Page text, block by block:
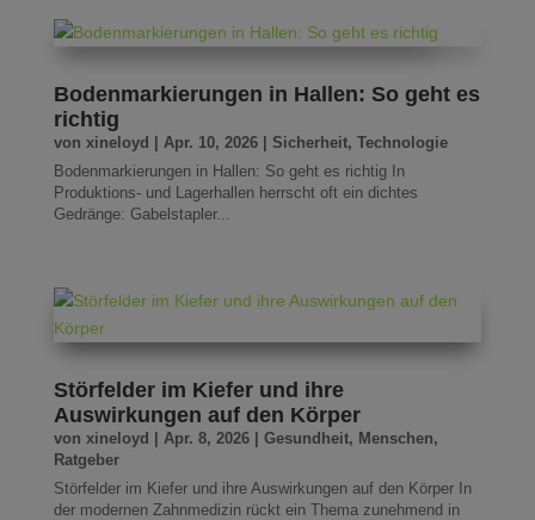
Bodenmarkierungen in Hallen: So geht es
richtig
von xineloyd Apr. 10, 2026| Sicherheit, Technologie
Bodenmarkierungen in Hallen: So geht es richtig In
Produktions- und Lagerhallen herrscht oft ein dichtes
Gedränge: Gabelstapler...
Störfelder im Kiefer und ihre
Auswirkungen auf den Körper
von xineloyd Apr. 8, 2026| Gesundheit, Menschen,
Ratgeber
Störfelder im Kiefer und ihre Auswirkungen auf den Körper In
der modernen Zahnmedizin rückt ein Thema zunehmend in